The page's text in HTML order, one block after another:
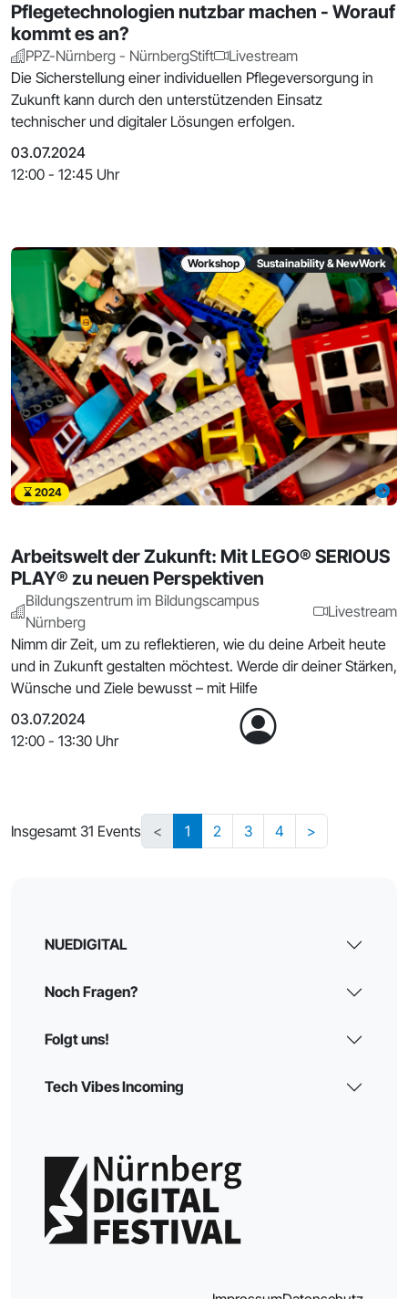
Pflegetechnologien nutzbar machen - Worauf
kommt es an?
PPZ-Nürnberg - NürnbergStift
Livestream
Die Sicherstellung einer individuellen Pflegeversorgung in
Zukunft kann durch den unterstützenden Einsatz
technischer und digitaler Lösungen erfolgen.
03.07.2024
12:00 - 12:45 Uhr
Workshop Sustainability & NewWork
2024
Arbeitswelt der Zukunft: Mit LEGO® SERIOUS
PLAY® zu neuen Perspektiven
Bildungszentrum im Bildungscampus
Nürnberg
Livestream
Nimm dir Zeit, um zu reflektieren, wie du deine Arbeit heute
und in Zukunft gestalten möchtest. Werde dir deiner Stärken,
Wünsche und Ziele bewusst – mit Hilfe
03.07.2024
12:00 - 13:30 Uhr
Insgesamt 31 Events < 1 2 3 4 >
NUEDIGITAL
Noch Fragen?
Folgt uns!
Tech Vibes Incoming